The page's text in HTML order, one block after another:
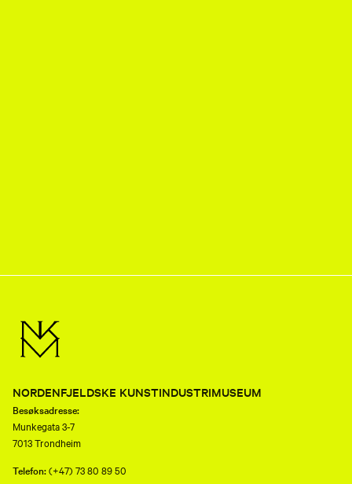
NORDENFJELDSKE KUNSTINDUSTRIMUSEUM
Besøksadresse:
Munkegata 3-7
7013 Trondheim
Telefon:(+47) 73 80 89 50